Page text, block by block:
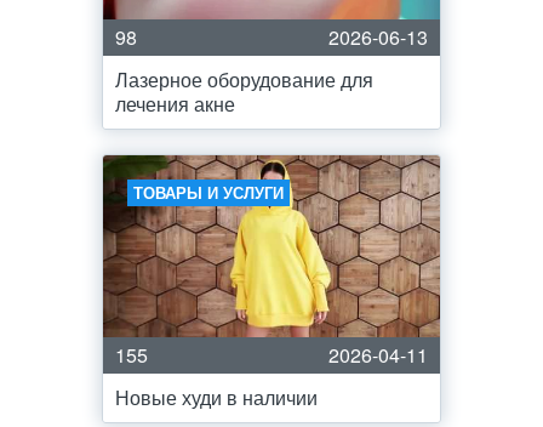
98
2026-06-13
Лазерное оборудование для
лечения акне
ТОВАРЫ И УСЛУГИ
155
2026-04-11
Новые худи в наличии